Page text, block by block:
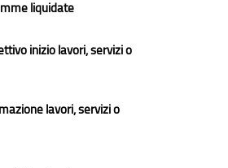
liquidate
inizio lavori, servizi o
lavori, servizi o